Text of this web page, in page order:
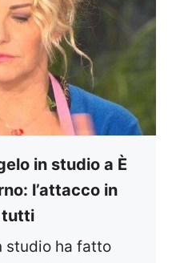
in studio a È
l’attacco in
tutti
studio ha fatto